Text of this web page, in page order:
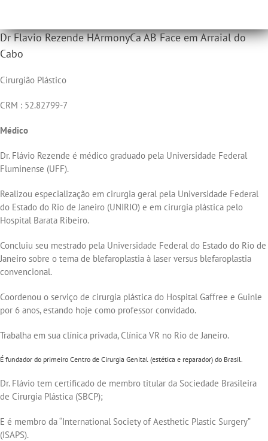
Dr Flavio Rezende HArmonyCa AB Face em Arraial do
Cabo
Cirurgião Plástico
CRM : 52.82799-7
Médico
Dr. Flávio Rezende é médico graduado pela Universidade Federal
Fluminense (UFF).
Realizou especialização em cirurgia geral pela Universidade Federal
do Estado do Rio de Janeiro (UNIRIO) e em cirurgia plástica pelo
Hospital Barata Ribeiro.
Concluiu seu mestrado pela Universidade Federal do Estado do Rio de
Janeiro sobre o tema de blefaroplastia à laser versus blefaroplastia
convencional.
Coordenou o serviço de cirurgia plástica do Hospital Gaffree e Guinle
por 6 anos, estando hoje como professor convidado.
Trabalha em sua clínica privada, Clínica VR no Rio de Janeiro.
É fundador do primeiro Centro de Cirurgia Genital (estética e reparador) do Brasil.
Dr. Flávio tem certificado de membro titular da Sociedade Brasileira
de Cirurgia Plástica (SBCP);
E é membro da “International Society of Aesthetic Plastic Surgery”
(ISAPS).